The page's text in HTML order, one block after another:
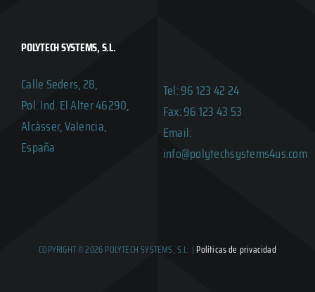
POLYTECH SYSTEMS, S.L.
Calle Seders, 28,
Pol. Ind. El Alter 46290,
Alcàsser, Valencia,
España
Tel: 96 123 42 24
Fax: 96 123 43 53
Email:
info@polytechsystems4us.com
COPYRIGHT © 2026 POLYTECH SYSTEMS, S.L. | Políticas de privacidad